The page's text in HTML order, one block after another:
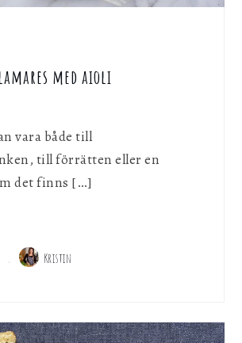
med aioli
vara både till
till förrätten eller en
det finns […]
Kristin